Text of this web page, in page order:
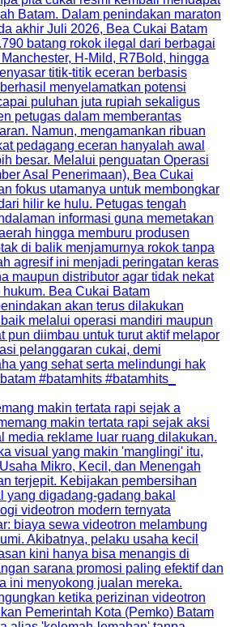
makin tertata rapi sejak a